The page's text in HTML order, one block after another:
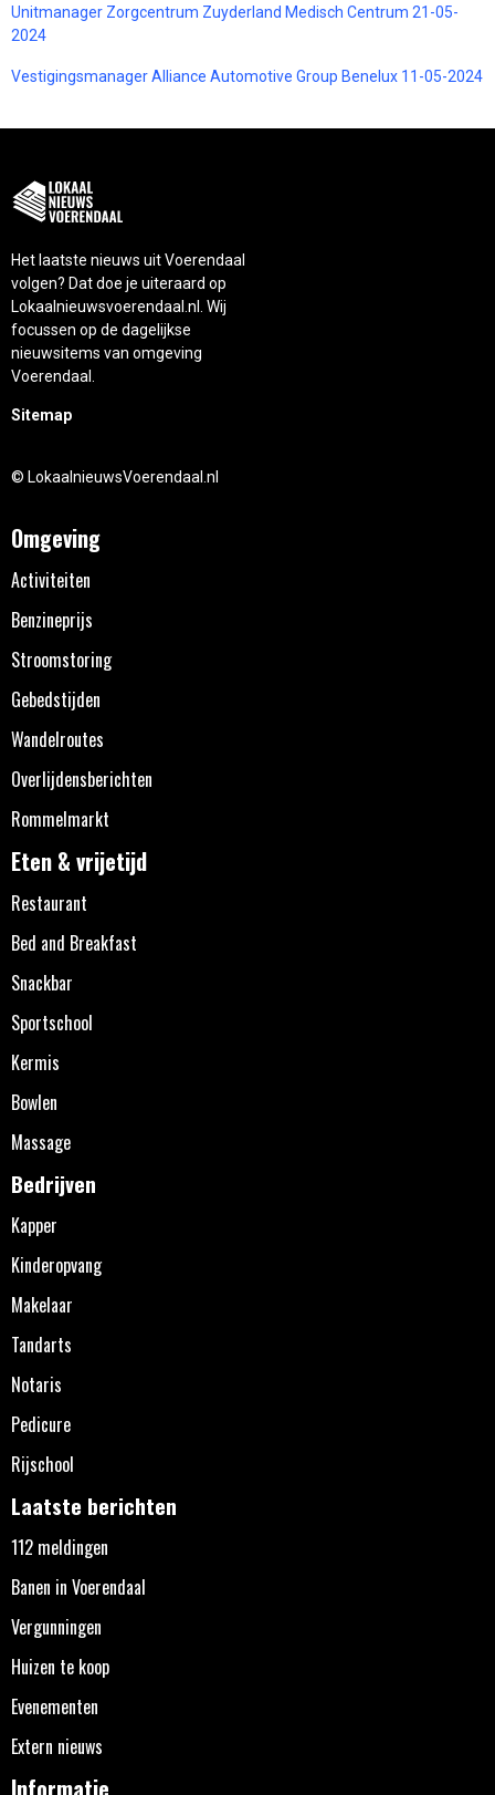
Unitmanager Zorgcentrum Zuyderland Medisch Centrum 21-05-
2024
Vestigingsmanager Alliance Automotive Group Benelux 11-05-2024
Het laatste nieuws uit Voerendaal
volgen? Dat doe je uiteraard op
Lokaalnieuwsvoerendaal.nl. Wij
focussen op de dagelijkse
nieuwsitems van omgeving
Voerendaal.
Sitemap
© LokaalnieuwsVoerendaal.nl
Omgeving
Activiteiten
Benzineprijs
Stroomstoring
Gebedstijden
Wandelroutes
Overlijdensberichten
Rommelmarkt
Eten & vrijetijd
Restaurant
Bed and Breakfast
Snackbar
Sportschool
Kermis
Bowlen
Massage
Bedrijven
Kapper
Kinderopvang
Makelaar
Tandarts
Notaris
Pedicure
Rijschool
Laatste berichten
112 meldingen
Banen in Voerendaal
Vergunningen
Huizen te koop
Evenementen
Extern nieuws
Informatie